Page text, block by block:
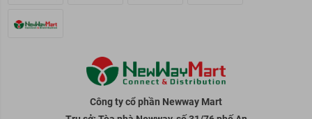
Công ty cổ phần Newway Mart